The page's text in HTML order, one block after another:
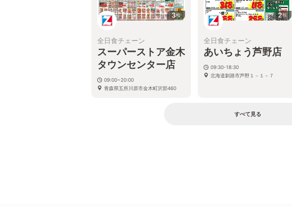
3枚
全日食チェーン
スーパーストア金木
タウンセンター店
09:00~20:00
青森県五所川原市金木町沢部460
2枚
全日食チェーン
あいちょう芦野店
09:30-18:30
北海道釧路市芦野１－１－７
すべて見る